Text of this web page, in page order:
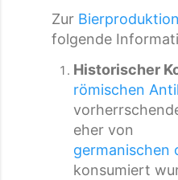
Zur
folgende
Historischer
römischen
eher von
germanischen
konsumiert